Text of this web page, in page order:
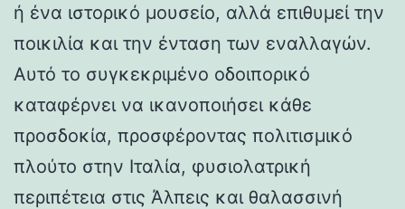
ή ένα ιστορικό μουσείο, αλλά επιθυμεί την
ποικιλία και την ένταση των εναλλαγών.
Αυτό το συγκεκριμένο οδοιπορικό
καταφέρνει να ικανοποιήσει κάθε
προσδοκία, προσφέροντας πολιτισμικό
πλούτο στην Ιταλία, φυσιολατρική
περιπέτεια στις Άλπεις και θαλασσινή